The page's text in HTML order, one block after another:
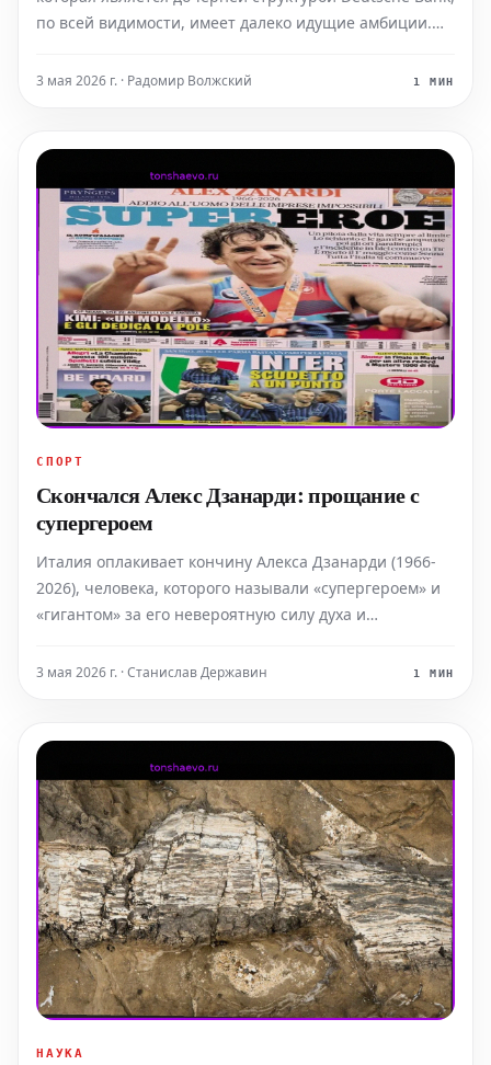
по всей видимости, имеет далеко идущие амбиции.
членом правления Deutsche Bank, а с июня 2022 года
3 мая 2026 г. · Радомир Волжский 1 МИН
СПОРТ
Скончался Алекс Дзанарди: прощание с
супергероем
Италия оплакивает кончину Алекса Дзанарди (1966-
2026), человека, которого называли «супергероем» и
«гигантом» за его невероятную силу духа и
Дзанарди, родившийся в Болонье, ушел из жизни 1
3 мая 2026 г. · Станислав Державин 1 МИН
НАУКА